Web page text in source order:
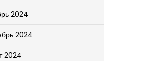
2024
2024
2024